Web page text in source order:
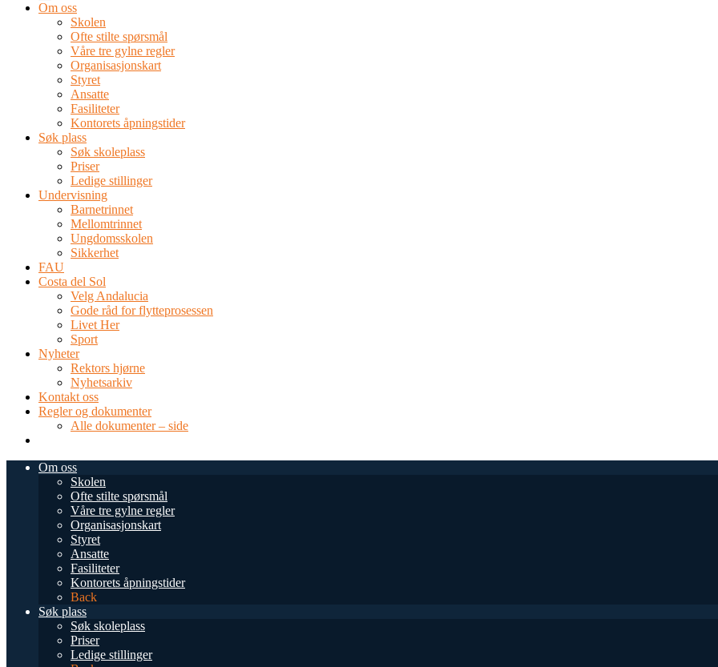
Om oss
Skolen
Ofte stilte spørsmål
Våre tre gylne regler
Organisasjonskart
Styret
Ansatte
Fasiliteter
Kontorets åpningstider
Søk plass
Søk skoleplass
Priser
Ledige stillinger
Undervisning
Barnetrinnet
Mellomtrinnet
Ungdomsskolen
Sikkerhet
FAU
Costa del Sol
Velg Andalucia
Gode råd for flytteprosessen
Livet Her
Sport
Nyheter
Rektors hjørne
Nyhetsarkiv
Kontakt oss
Regler og dokumenter
Alle dokumenter – side
Om oss
Skolen
Ofte stilte spørsmål
Våre tre gylne regler
Organisasjonskart
Styret
Ansatte
Fasiliteter
Kontorets åpningstider
Back
Søk plass
Søk skoleplass
Priser
Ledige stillinger